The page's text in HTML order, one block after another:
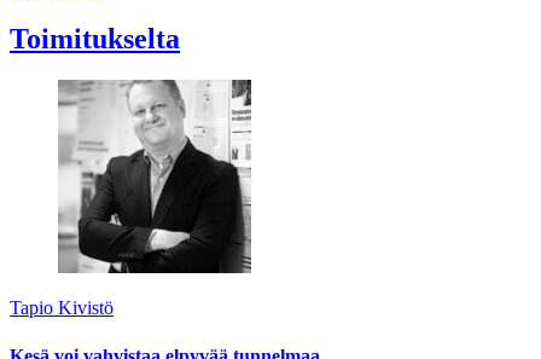
Toimitukselta
Tapio Kivistö